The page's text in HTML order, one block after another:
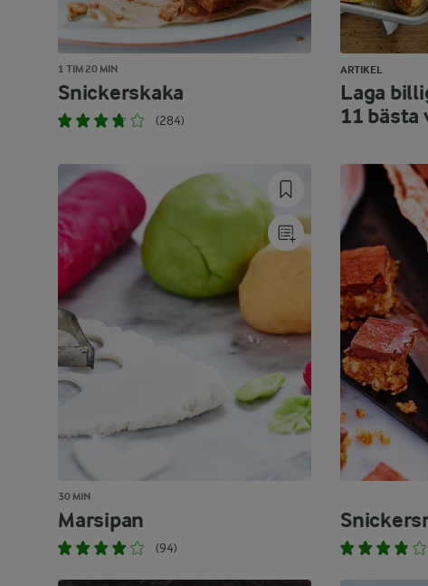
1 TIM 20 MIN
Snickerskaka
(284)
ARTIKEL
Laga
11 bästa
30 MIN
Marsipan
(94)